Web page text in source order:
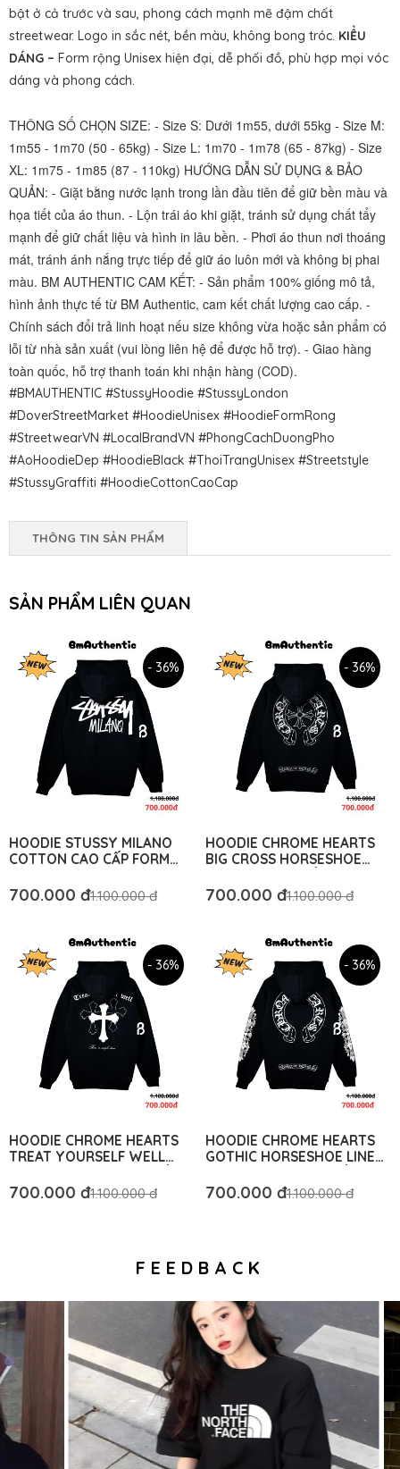
bật ở cả trước và sau, phong cách mạnh mẽ đậm chất
streetwear. Logo in sắc nét, bền màu, không bong tróc. KIỂU
DÁNG – Form rộng Unisex hiện đại, dễ phối đồ, phù hợp mọi vóc
dáng và phong cách.
THÔNG SỐ CHỌN SIZE: - Size S: Dưới 1m55, dưới 55kg - Size M:
1m55 - 1m70 (50 - 65kg) - Size L: 1m70 - 1m78 (65 - 87kg) - Size
XL: 1m75 - 1m85 (87 - 110kg) HƯỚNG DẪN SỬ DỤNG & BẢO
QUẢN: - Giặt bằng nước lạnh trong lần đầu tiên để giữ bền màu và
họa tiết của áo thun. - Lộn trái áo khi giặt, tránh sử dụng chất tẩy
mạnh để giữ chất liệu và hình in lâu bền. - Phơi áo thun nơi thoáng
mát, tránh ánh nắng trực tiếp để giữ áo luôn mới và không bị phai
màu. BM AUTHENTIC CAM KẾT: - Sản phẩm 100% giống mô tả,
hình ảnh thực tế từ BM Authentic, cam kết chất lượng cao cấp. -
Chính sách đổi trả linh hoạt nếu size không vừa hoặc sản phẩm có
lỗi từ nhà sản xuất (vui lòng liên hệ để được hỗ trợ). - Giao hàng
toàn quốc, hỗ trợ thanh toán khi nhận hàng (COD).
#BMAUTHENTIC #StussyHoodie #StussyLondon
#DoverStreetMarket #HoodieUnisex #HoodieFormRong
#StreetwearVN #LocalBrandVN #PhongCachDuongPho
#AoHoodieDep #HoodieBlack #ThoiTrangUnisex #Streetstyle
#StussyGraffiti #HoodieCottonCaoCap
THÔNG TIN SẢN PHẨM
SẢN PHẨM LIÊN QUAN
- 36%
HOODIE STUSSY MILANO
COTTON CAO CẤP FORM
AUTHENTIC
700.000 đ1.100.000 đ
- 36%
HOODIE CHROME HEARTS
BIG CROSS HORSESHOE
RỘNG – BM AUTHENTIC
700.000 đ1.100.000 đ
- 36%
HOODIE CHROME HEARTS
TREAT YOURSELF WELL
FORM RỘNG– BM
AUTHENTIC
700.000 đ1.100.000 đ
- 36%
HOODIE CHROME HEARTS
GOTHIC HORSESHOE LINE
FORM RỘNG – BM
AUTHENTIC
700.000 đ1.100.000 đ
FEEDBACK